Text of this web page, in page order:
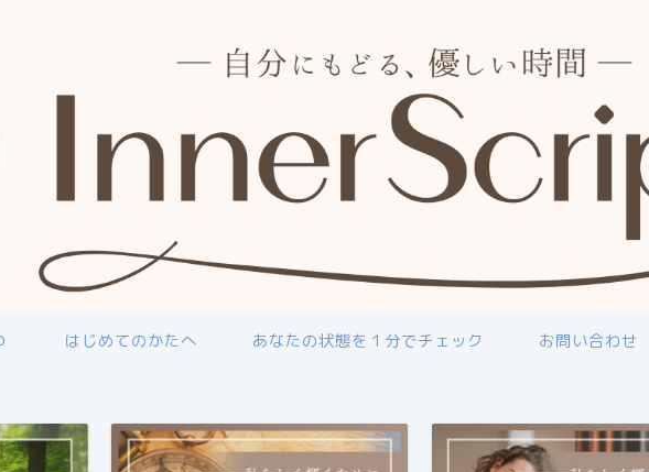
はじめてのかたへ あなたの状態を１分でチェック お問い合わせ